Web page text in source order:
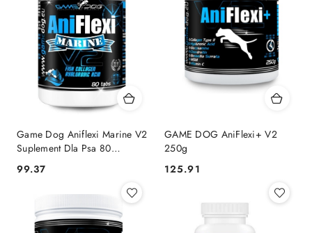
Game Dog Aniflexi Marine V2
Suplement Dla Psa 80
Tabletek
Cena:
99.37
GAME DOG AniFlexi+ V2
250g
Cena:
125.91